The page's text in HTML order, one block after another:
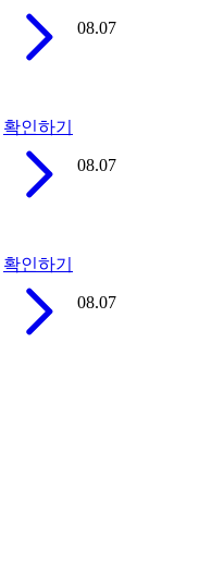
08.07
확인하기
08.07
확인하기
08.07